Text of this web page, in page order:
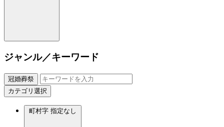
ジャンル／キーワード
冠婚葬祭
カテゴリ選択
町村字 指定なし